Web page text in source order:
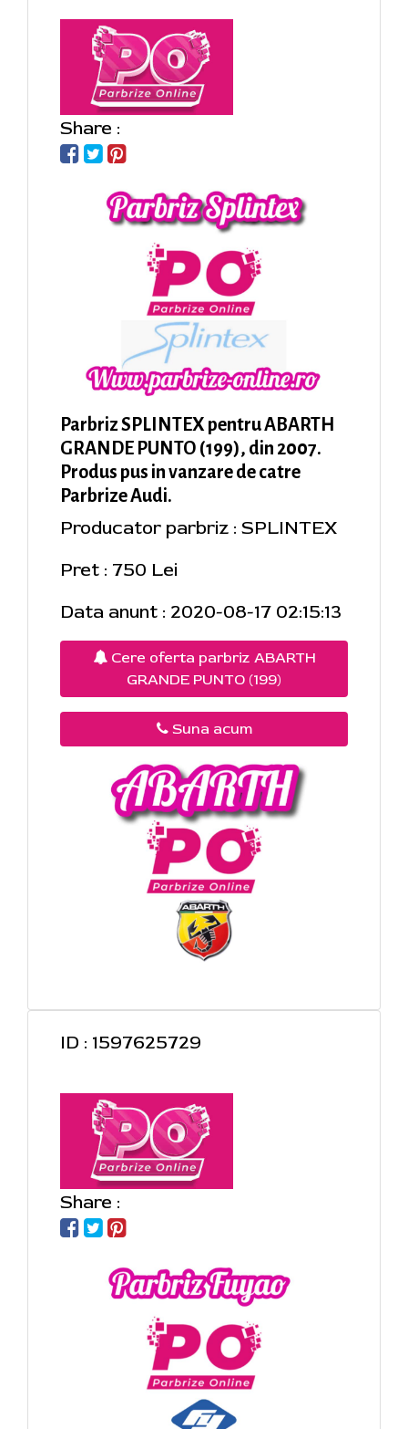
Share :
Parbriz SPLINTEX pentru ABARTH
GRANDE PUNTO (199), din 2007.
Produs pus in vanzare de catre
Parbrize Audi.
Producator parbriz : SPLINTEX
Pret : 750 Lei
Data anunt : 2020-08-17 02:15:13
Cere oferta parbriz ABARTH
GRANDE PUNTO (199)
Suna acum
ID : 1597625729
Share :